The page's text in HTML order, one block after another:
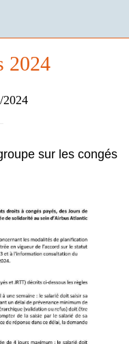
2024
sur les congés